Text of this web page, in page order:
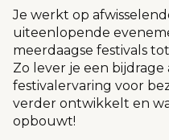
Je werkt op
uiteenlopende
meerdaagse festivals
Zo lever je een
festivalervaring voor
verder ontwikkelt en
opbouwt!